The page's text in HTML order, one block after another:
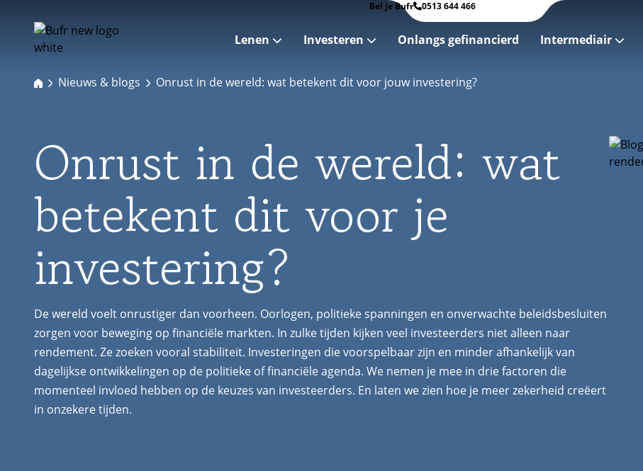
Bel je Bufr 0513 644 466
Lenen Investeren Onlangs gefinancierd Intermediair
Nieuws & blogs Onrust in de wereld: wat betekent dit voor jouw investering?
Onrust in de wereld: wat
betekent dit voor je
investering?
De wereld voelt onrustiger dan voorheen. Oorlogen, politieke spanningen en onverwachte beleidsbesluiten
zorgen voor beweging op financiële markten. In zulke tijden kijken veel investeerders niet alleen naar
rendement. Ze zoeken vooral stabiliteit. Investeringen die voorspelbaar zijn en minder afhankelijk van
dagelijkse ontwikkelingen op de politieke of financiële agenda. We nemen je mee in drie factoren die
momenteel invloed hebben op de keuzes van investeerders. En laten we zien hoe je meer zekerheid creëert
in onzekere tijden.